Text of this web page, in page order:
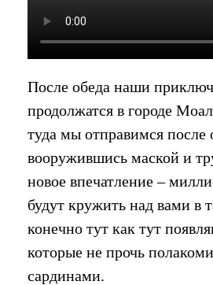
После обеда наши
продолжатся в городе
туда мы отправимся после
вооружившись маской и
новое впечатление –
будут кружить над вами в
конечно тут как тут
которые не прочь
сардинами.